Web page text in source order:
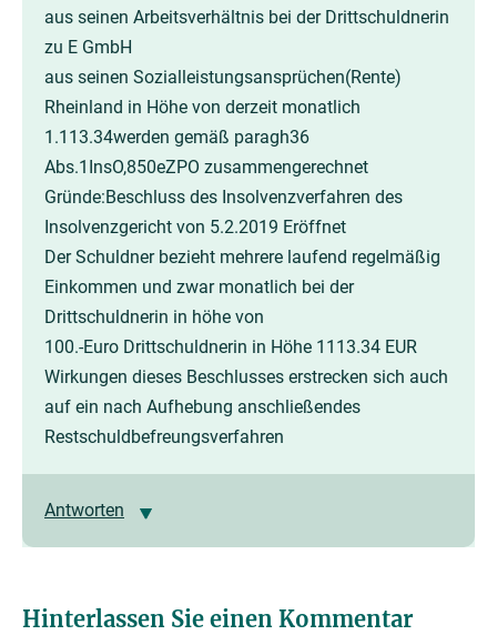
aus seinen Arbeitsverhältnis bei der Drittschuldnerin
zu E GmbH
aus seinen Sozialleistungsansprüchen(Rente)
Rheinland in Höhe von derzeit monatlich
1.113.34werden gemäß paragh36
Abs.1InsO,850eZPO zusammengerechnet
Gründe:Beschluss des Insolvenzverfahren des
Insolvenzgericht von 5.2.2019 Eröffnet
Der Schuldner bezieht mehrere laufend regelmäßig
Einkommen und zwar monatlich bei der
Drittschuldnerin in höhe von
100.-Euro Drittschuldnerin in Höhe 1113.34 EUR
Wirkungen dieses Beschlusses erstrecken sich auch
auf ein nach Aufhebung anschließendes
Restschuldbefreungsverfahren
Antworten
Hinterlassen Sie einen Kommentar